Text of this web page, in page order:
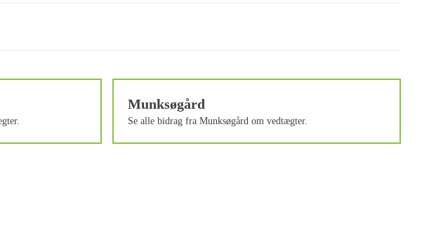
Munksøgård
Se alle bidrag fra Munksøgård om vedtægter.